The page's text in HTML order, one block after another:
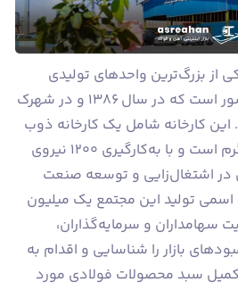
از بزرگ‌ترین واحدهای تولیدی
میلگرد در شمال غرب کشور است که در سال ۱۳۸۶ و در شهرک
کارخانه شامل یک کارخانه ذوب
آهن و سه کارخانه نورد گرم است و با به‌کارگیری ۱۲۰۰ نیروی
اشتغال‌زایی و توسعه صنعت
تولید این مجتمع یک میلیون
سهامداران و سرمایه‌گذاران،
بازار را شناسایی و اقدام به
سبد محصولات فولادی مورد